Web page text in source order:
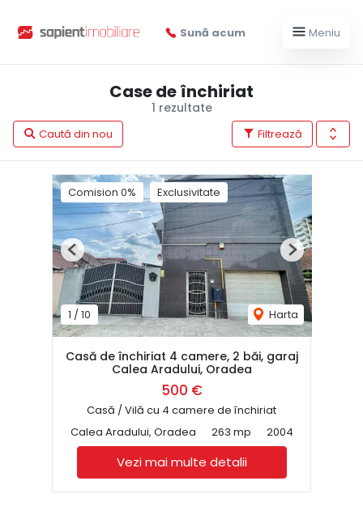
Sună acum Meniu
1 rezultate
Case de închiriat
Filtrează
Caută din nou
Comision 0% Exclusivitate
1 /10 Harta
Previous Next
Casă de închiriat 4 camere, 2 băi, garaj
Calea Aradului, Oradea
500 €
Casă / Vilă cu 4 camere de închiriat
Calea Aradului, Oradea
263 mp 2004
Vezi mai multe detalii